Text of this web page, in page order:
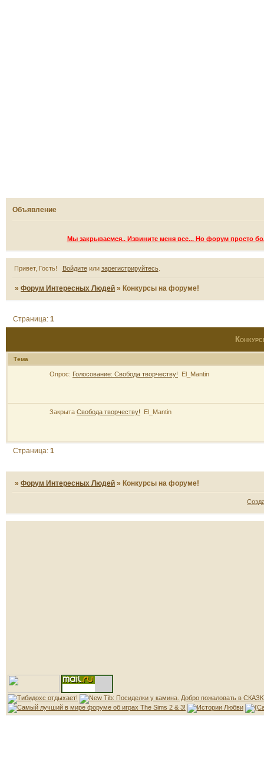
Объявление
Мы закрываемся.. Извините меня все... Но форум просто
Привет, Гость! Войдитеили зарегистрируйтесь.
»Форум Интересных Людей » Конкурсы на форуме!
Страница:1
Тема
Опрос: Голосование: Свобода творчеству! El_Mantin
Закрыта Свобода творчеству! El_Mantin
Страница:1
»Форум Интересных Людей »Конкурсы на форуме!